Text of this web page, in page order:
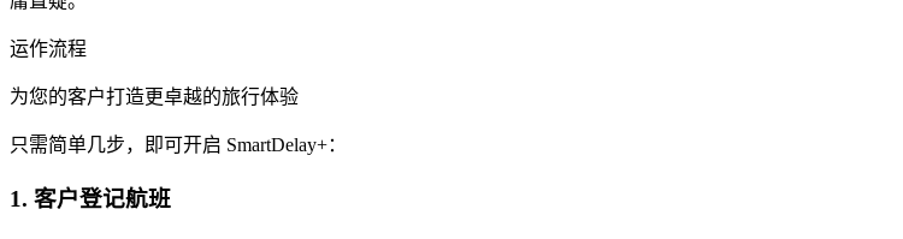
运作流程
为您的客户打造更卓越的旅行体验
只需简单几步，即可开启 SmartDelay+：
1. 客户登记航班